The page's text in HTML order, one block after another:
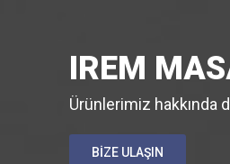
IREM
Ürünlerimiz hakkında
BİZE ULAŞIN